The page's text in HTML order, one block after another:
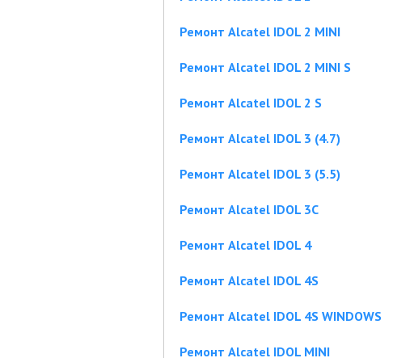
Ремонт Alcatel IDOL 2 MINI
Ремонт Alcatel IDOL 2 MINI S
Ремонт Alcatel IDOL 2 S
Ремонт Alcatel IDOL 3 (4.7)
Ремонт Alcatel IDOL 3 (5.5)
Ремонт Alcatel IDOL 3C
Ремонт Alcatel IDOL 4
Ремонт Alcatel IDOL 4S
Ремонт Alcatel IDOL 4S WINDOWS
Ремонт Alcatel IDOL MINI